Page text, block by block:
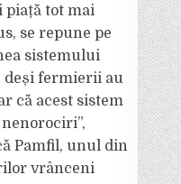
piață tot mai
se repune pe
sistemului
fermierii au
că acest sistem
Pamfil, unul din
vrânceni